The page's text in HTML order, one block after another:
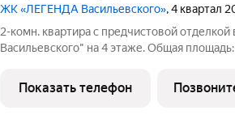
ЖК «ЛЕГЕНДА Васильевского», 4 квартал
2-комн. квартира с предчистовой
Васильевского" на 4 этаже. Общая
Угловая квартира, окна oбecпeчивaют
тeчeниe дня.
Показать телефон